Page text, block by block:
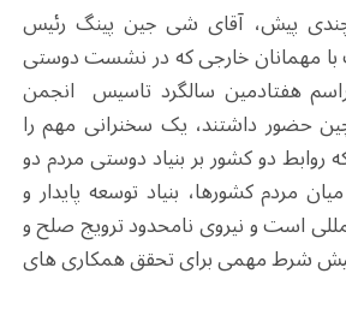
پیش، آقای شی جین پینگ رئیس
با مهمانان خارجی که در نشست دوستی
هفتادمین سالگرد تاسیس انجمن
حضور داشتند، یک سخنرانی مهم را
روابط دو کشور بر بنیاد دوستی مردم دو
مردم کشورها، بنیاد توسعه پایدار و
است و نیروی نامحدود ترویج صلح و
شرط مهمی برای تحقق همکاری های